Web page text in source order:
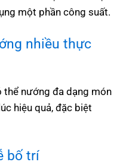
một phần công suất.
nhiều thực
thể nướng đa dạng món
hiệu quả, đặc biệt
bố trí